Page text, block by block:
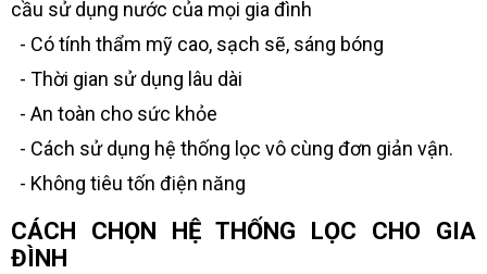
cầu sử dụng nước của mọi gia đình
- Có tính thẩm mỹ cao, sạch sẽ, sáng bóng
- Thời gian sử dụng lâu dài
- An toàn cho sức khỏe
- Cách sử dụng hệ thống lọc vô cùng đơn giản vận.
- Không tiêu tốn điện năng
CÁCH CHỌN HỆ THỐNG LỌC CHO GIA
ĐÌNH